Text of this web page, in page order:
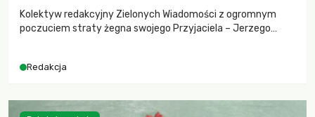
Kolektyw redakcyjny Zielonych Wiadomości z ogromnym
poczuciem straty żegna swojego Przyjaciela – Jerzego
Redakcja